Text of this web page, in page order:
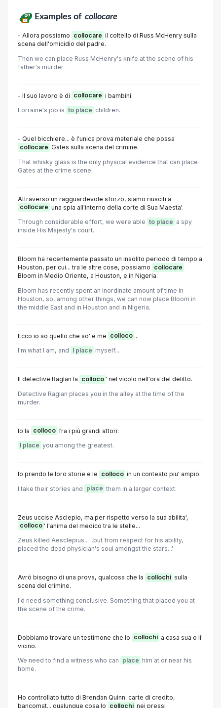
Examples of collocare
- Allora possiamo collocare il coltello di Russ McHenry sulla
scena dell'omicidio del padre.
Then we can place Russ McHenry's knife at the scene of his
father's murder.
- Il suo lavoro è di collocare i bambini.
Lorraine's job is to place children.
- Quel bicchiere... è l'unica prova materiale che possa
collocare Gates sulla scena del crimine.
That whisky glass is the only physical evidence that can place
Gates at the crime scene.
Attraverso un ragguardevole sforzo, siamo riusciti a
collocare una spia all'interno della corte di Sua Maesta'.
Through considerable effort, we were able to place a spy
inside His Majesty's court.
Bloom ha recentemente passato un insolito periodo di tempo a
Houston, per cui... tra le altre cose, possiamo collocare
Bloom in Medio Oriente, a Houston, e in Nigeria.
Bloom has recently spent an inordinate amount of time in
Houston, so, among other things, we can now place Bloom in
the middle East and in Houston and in Nigeria.
Ecco io so quello che so' e me colloco ...
I'm what I am, and I place myself...
Il detective Raglan la colloco ' nel vicolo nell'ora del delitto.
Detective Raglan places you in the alley at the time of the
murder.
Io la colloco fra i più grandi attori:
I place you among the greatest.
Io prendo le loro storie e le colloco in un contesto piu' ampio.
I take their stories and place them in a larger context.
Zeus uccise Asclepio, ma per rispetto verso la sua abilita',
colloco ' l'anima del medico tra le stelle...
Zeus killed Aesclepius... ..but from respect for his ability,
placed the dead physician's soul amongst the stars...'
Avró bisogno di una prova, qualcosa che la collochi sulla
scena del crimine.
I'd need something conclusive. Something that placed you at
the scene of the crime.
Dobbiamo trovare un testimone che lo collochi a casa sua o li'
vicino.
We need to find a witness who can place him at or near his
home.
Ho controllato tutto di Brendan Quinn: carte di credito,
bancomat... qualunque cosa lo collochi nei pressi